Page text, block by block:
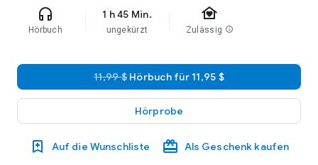
headphones
Hörbuch
1 h 45 Min.
ungekürzt
family_home
Zulässig info
11,99 $Hörbuch für 11,95 $
Hörprobe
Auf die Wunschliste Als Geschenk kaufen